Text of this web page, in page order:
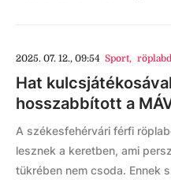
2025. 07. 12., 09:54 Sport,
Hat kulcsjátékosával
hosszabbított a
A székesfehérvári férfi
lesznek a keretben, ami
tükrében nem csoda. Ennek